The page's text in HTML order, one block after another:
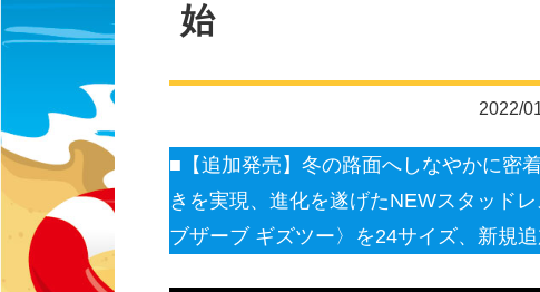
始
2022/
■【追加発売】冬の路面へしなやかに密
きを実現、進化を遂げたNEWスタッド
ブザーブ ギズツー〉を24サイズ、新規